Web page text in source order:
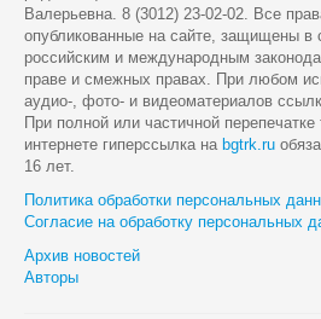
Валерьевна. 8 (3012) 23-02-02. Все
опубликованные на сайте, защищены в
российским и международным
праве и смежных правах. При любом
аудио-, фото- и видеоматериалов
При полной или частичной
интернете гиперссылка на bgtrk.ru
16 лет.
Политика обработки персональных
Согласие на обработку персональных
Архив новостей
Авторы